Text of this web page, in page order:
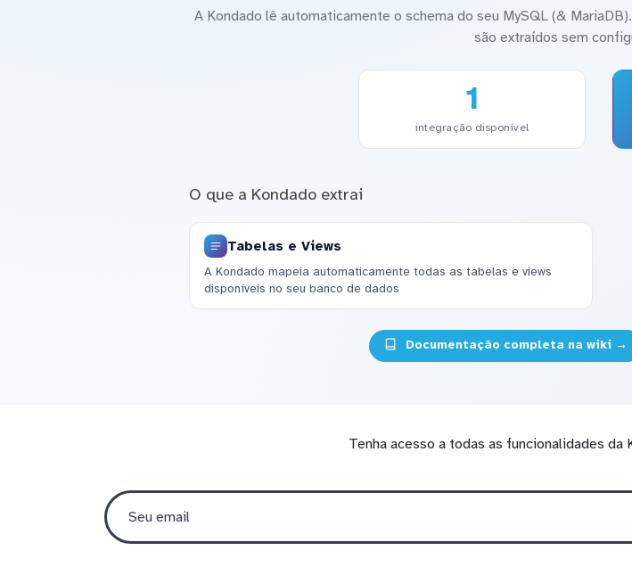
A Kondado lê automaticamente o schema do seu MySQL (&
são extraídos sem
1
integração disponível
O que a Kondado extrai
Tabelas e Views
A Kondado mapeia automaticamente todas as tabelas e views
disponíveis no seu banco de dados
Documentação completa na wiki →
Tenha acesso a todas as funcionalidades